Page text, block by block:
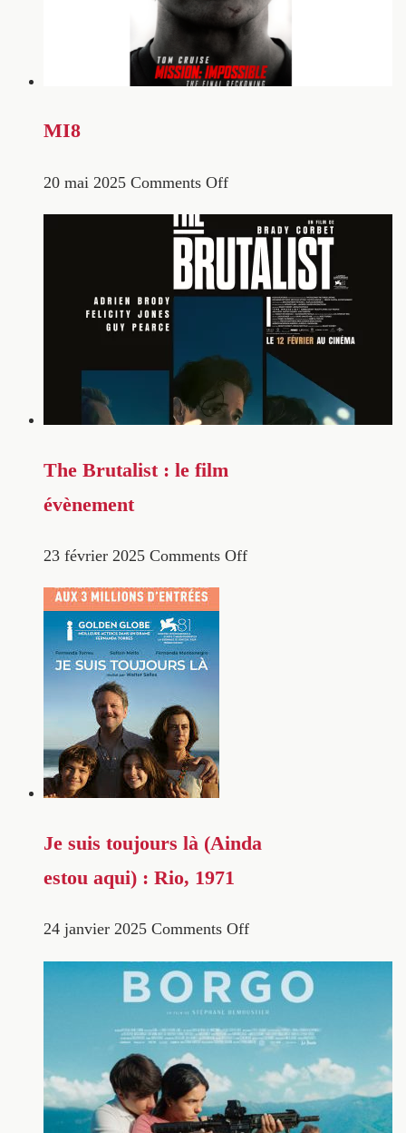
MI8
20 mai 2025 Comments Off
The Brutalist : le film
évènement
23 février 2025 Comments Off
Je suis toujours là (Ainda
estou aqui) : Rio, 1971
24 janvier 2025 Comments Off